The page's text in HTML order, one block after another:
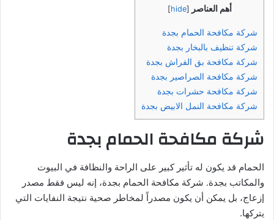
أهم العناصر [
hide
]
شركة مكافحة الحمام بجدة
شركة تنظيف بالبخار بجدة
شركة مكافحة بق الفراش بجدة
شركة مكافحة الصراصير بجدة
شركة مكافحة حشرات بجدة
شركة مكافحة النمل الابيض بجدة
شركة مكافحة الحمام بجدة
الحمام قد يكون له تأثير كبير على الراحة والنظافة في البيوت
والمكاتب بجدة. شركة مكافحة الحمام بجدة، إنه ليس فقط مصدر
إزعاج، بل يمكن أن يكون مصدراً لمخاطر صحية نتيجة النفايات التي
يتركها.